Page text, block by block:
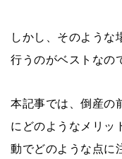
しかし、そのような
行うのがベストなの
本記事では、倒産の
にどのようなメリッ
動でどのような点に